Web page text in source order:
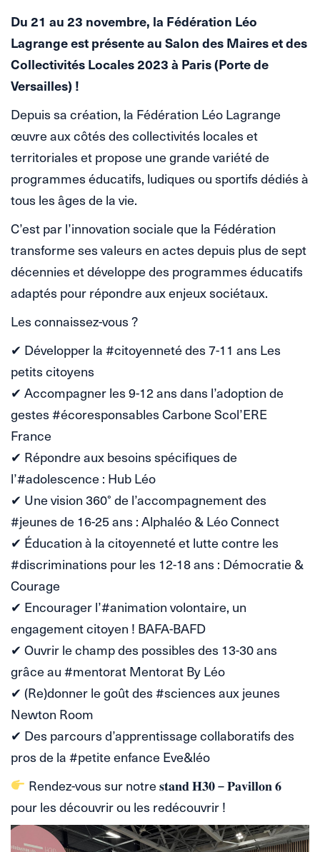
Du 21 au 23 novembre, la Fédération Léo
Lagrange est présente au Salon des Maires et des
Collectivités Locales 2023 à Paris (Porte de
Versailles) !
Depuis sa création, la Fédération Léo Lagrange
œuvre aux côtés des collectivités locales et
territoriales et propose une grande variété de
programmes éducatifs, ludiques ou sportifs dédiés à
tous les âges de la vie.
C’est par l’innovation sociale que la Fédération
transforme ses valeurs en actes depuis plus de sept
décennies et développe des programmes éducatifs
adaptés pour répondre aux enjeux sociétaux.
Les connaissez-vous ?
✔ Développer la #citoyenneté des 7-11 ans Les
petits citoyens
✔ Accompagner les 9-12 ans dans l’adoption de
gestes #écoresponsables Carbone Scol’ERE
France
✔ Répondre aux besoins spécifiques de
l’#adolescence : Hub Léo
✔ Une vision 360° de l’accompagnement des
#jeunes de 16-25 ans : Alphaléo & Léo Connect
✔ Éducation à la citoyenneté et lutte contre les
#discriminations pour les 12-18 ans : Démocratie &
Courage
✔ Encourager l’#animation volontaire, un
engagement citoyen ! BAFA-BAFD
✔ Ouvrir le champ des possibles des 13-30 ans
grâce au #mentorat Mentorat By Léo
✔ (Re)donner le goût des #sciences aux jeunes
Newton Room
✔ Des parcours d’apprentissage collaboratifs des
pros de la #petite enfance Eve&léo
Rendez-vous sur notre 𝐬𝐭𝐚𝐧𝐝 𝐇𝟑𝟎 – 𝐏𝐚𝐯𝐢𝐥𝐥𝐨𝐧 𝟔
pour les découvrir ou les redécouvrir !